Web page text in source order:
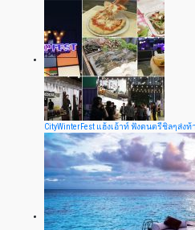
CityWinterFest แฮ้งเอ้าท์ ฟังดนตรีชิลๆส่งท้